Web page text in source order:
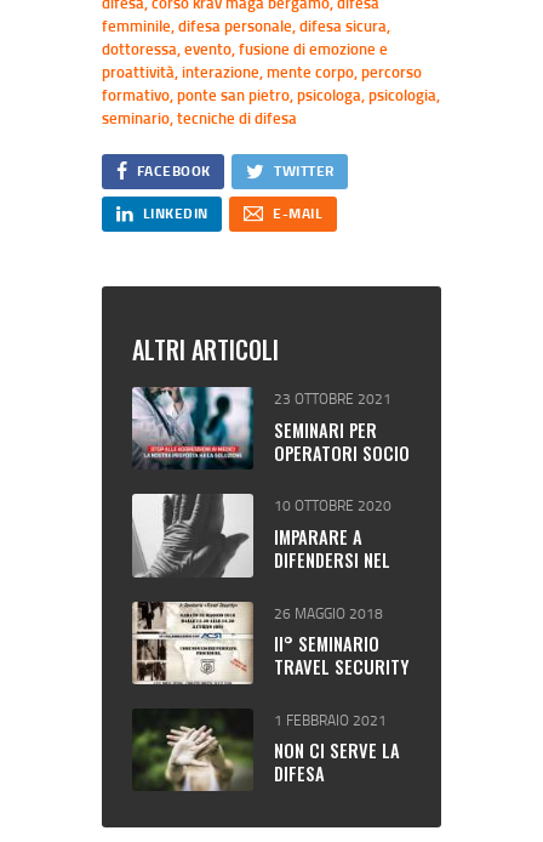
femminile,difesa personale,difesa sicura,
dottoressa,evento,fusione di emozione e
proattività,interazione,mente corpo,percorso
formativo,ponte san pietro,psicologa,psicologia,
seminario,tecniche di difesa
FACEBOOK TWITTER
LINKEDIN E-MAIL
ALTRI ARTICOLI
23 OTTOBRE 2021
SEMINARI PER
OPERATORI SOCIO
DIFENDITI ANCHE
10 OTTOBRE 2020
IMPARARE A
DIFENDERSI NEL
19”
26 MAGGIO 2018
II° SEMINARIO
TRAVEL SECURITY
1 FEBBRAIO 2021
NON CI SERVE LA
DIFESA